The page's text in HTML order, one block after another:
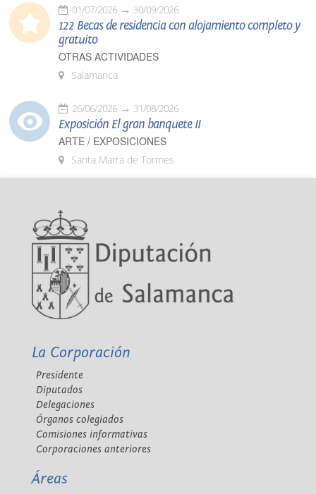
01/07/2026 30/09/2026
122 Becas de residencia con alojamiento completo y
gratuito
OTRAS ACTIVIDADES
Salamanca
26/06/2026 31/08/2026
Exposición El gran banquete II
ARTE / EXPOSICIONES
Santa Marta de Tormes
La Corporación
Presidente
Diputados
Delegaciones
Órganos colegiados
Comisiones informativas
Corporaciones anteriores
Áreas